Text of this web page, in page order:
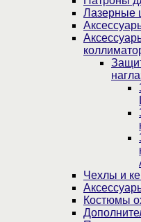
Лазерные
Чехлы и
Костюмы